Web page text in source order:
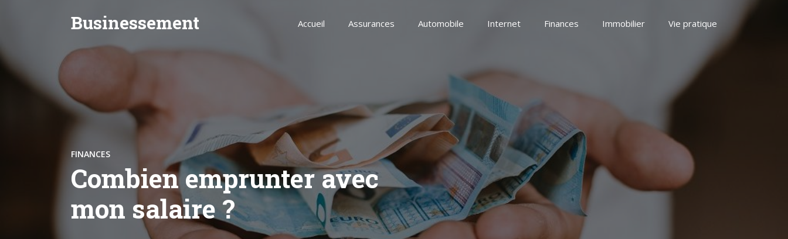
Businessement Accueil Assurances Automobile Internet Finances Immobilier Vie pratique
FINANCES
Combien emprunter avec
mon salaire ?